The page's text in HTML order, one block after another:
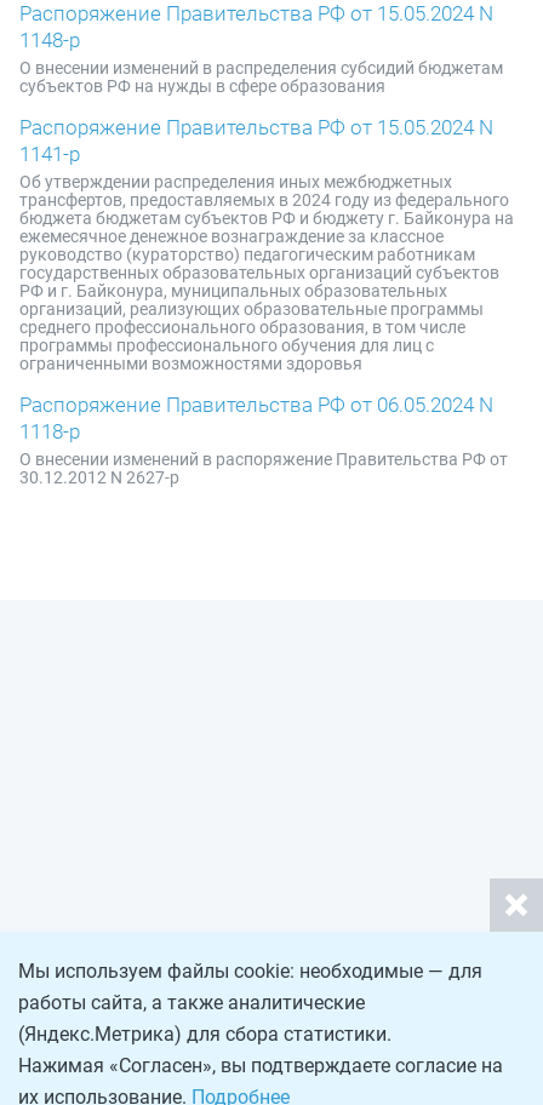
Распоряжение Правительства РФ от 15.05.2024 N
1148-р
О внесении изменений в распределения субсидий бюджетам
субъектов РФ на нужды в сфере образования
Распоряжение Правительства РФ от 15.05.2024 N
1141-р
Об утверждении распределения иных межбюджетных
трансфертов, предоставляемых в 2024 году из федерального
бюджета бюджетам субъектов РФ и бюджету г. Байконура на
ежемесячное денежное вознаграждение за классное
руководство (кураторство) педагогическим работникам
государственных образовательных организаций субъектов
РФ и г. Байконура, муниципальных образовательных
организаций, реализующих образовательные программы
среднего профессионального образования, в том числе
программы профессионального обучения для лиц с
ограниченными возможностями здоровья
Распоряжение Правительства РФ от 06.05.2024 N
1118-р
О внесении изменений в распоряжение Правительства РФ от
30.12.2012 N 2627-р
Мы используем файлы cookie: необходимые — для
работы сайта, а также аналитические
(Яндекс.Метрика) для сбора статистики.
Нажимая «Согласен», вы подтверждаете согласие на
их использование. Подробнее